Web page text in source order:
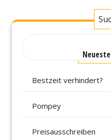
Bestzeit verhindert?
Pompey
Preisausschreiben